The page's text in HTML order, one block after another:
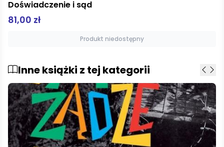
19,00 zł
Dodaj do koszyka
Inne książki z tej kategorii